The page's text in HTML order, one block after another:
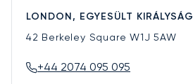
LONDON, EGYESÜLT KIRÁLYSÁG
42 Berkeley SquareW1J 5AW
+44 2074 095 095